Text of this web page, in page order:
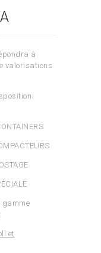
à
valorisations
gamme
:
et